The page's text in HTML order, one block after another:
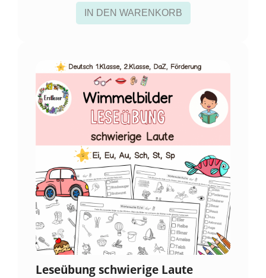
IN DEN WARENKORB
Leseübung schwierige Laute